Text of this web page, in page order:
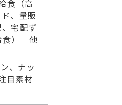
食（高
、量販
宅配ず
食） 他
、ナッ
目素材